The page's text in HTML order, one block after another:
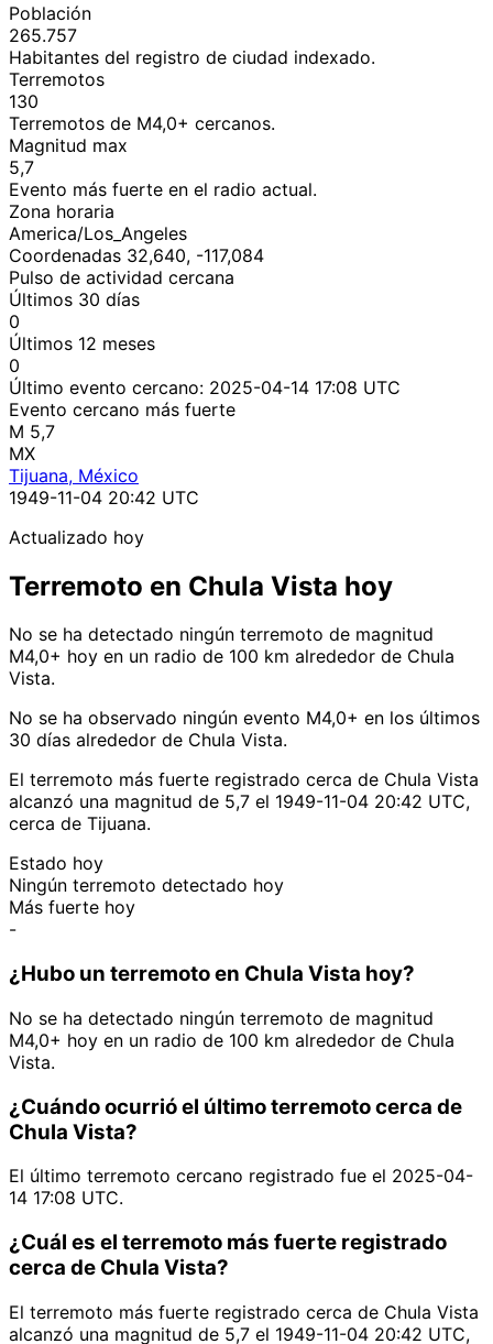
Población
265.757
Habitantes del registro de ciudad indexado.
Terremotos
130
Terremotos de M4,0+ cercanos.
Magnitud max
5,7
Evento más fuerte en el radio actual.
Zona horaria
America/Los_Angeles
Coordenadas 32,640, -117,084
Pulso de actividad cercana
Últimos 30 días
0
Últimos 12 meses
0
Último evento cercano: 2025-04-14 17:08 UTC
Evento cercano más fuerte
M 5,7
MX
Tijuana, México
1949-11-04 20:42 UTC
Actualizado hoy
Terremoto en Chula Vista hoy
No se ha detectado ningún terremoto de magnitud
M4,0+ hoy en un radio de 100 km alrededor de Chula
Vista.
No se ha observado ningún evento M4,0+ en los últimos
30 días alrededor de Chula Vista.
El terremoto más fuerte registrado cerca de Chula Vista
alcanzó una magnitud de 5,7 el 1949-11-04 20:42 UTC,
cerca de Tijuana.
Estado hoy
Ningún terremoto detectado hoy
Más fuerte hoy
-
¿Hubo un terremoto en Chula Vista hoy?
No se ha detectado ningún terremoto de magnitud
M4,0+ hoy en un radio de 100 km alrededor de Chula
Vista.
¿Cuándo ocurrió el último terremoto cerca de
Chula Vista?
El último terremoto cercano registrado fue el 2025-04-
14 17:08 UTC.
¿Cuál es el terremoto más fuerte registrado
cerca de Chula Vista?
El terremoto más fuerte registrado cerca de Chula Vista
alcanzó una magnitud de 5,7 el 1949-11-04 20:42 UTC,